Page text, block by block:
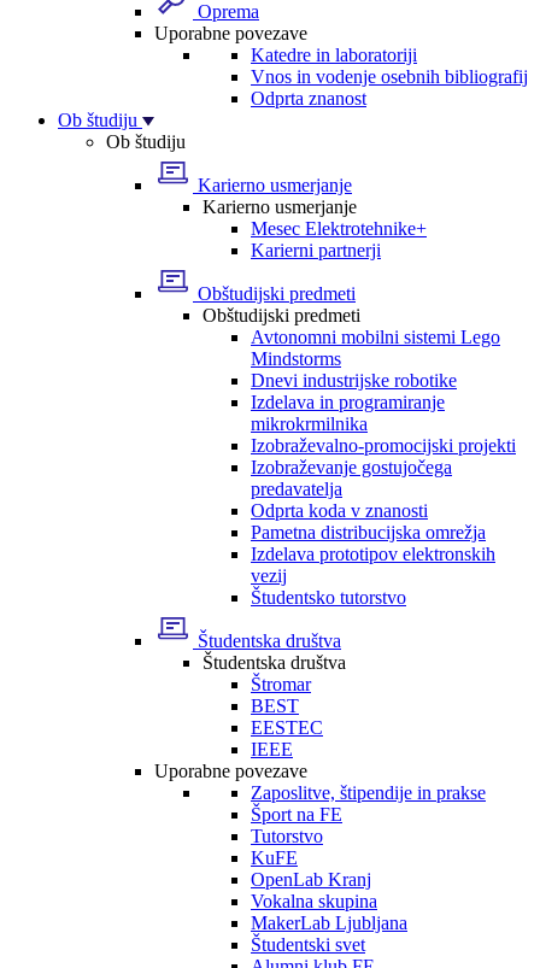
Oprema
Uporabne povezave
Katedre in laboratoriji
Vnos in vodenje osebnih bibliografij
Odprta znanost
Ob študiju
Ob študiju
Karierno usmerjanje
Karierno usmerjanje
Mesec Elektrotehnike+
Karierni partnerji
Obštudijski predmeti
Obštudijski predmeti
Avtonomni mobilni sistemi Lego
Mindstorms
Dnevi industrijske robotike
Izdelava in programiranje
mikrokrmilnika
Izobraževalno-promocijski projekti
Izobraževanje gostujočega
predavatelja
Odprta koda v znanosti
Pametna distribucijska omrežja
Izdelava prototipov elektronskih
vezij
Študentsko tutorstvo
Študentska društva
Študentska društva
Štromar
BEST
EESTEC
IEEE
Uporabne povezave
Zaposlitve, štipendije in prakse
Šport na FE
Tutorstvo
KuFE
OpenLab Kranj
Vokalna skupina
MakerLab Ljubljana
Študentski svet